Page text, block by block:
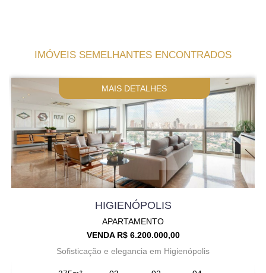
IMÓVEIS SEMELHANTES ENCONTRADOS
MAIS DETALHES
HIGIENÓPOLIS
APARTAMENTO
VENDA R$ 6.200.000,00
Sofisticação e elegancia em Higienópolis